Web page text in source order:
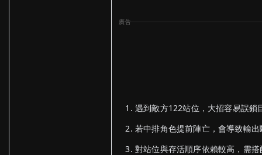
遇到敵方122站位，大招容易誤鎖
若中排角色提前陣亡，會導致輸
對站位與存活順序依賴較高，需